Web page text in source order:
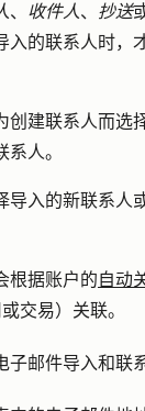
、 收件人、 抄送
入的联系人时，
创建联系人而选
人。
导入的新联系人
根据账户的自动
交易）关联。
子邮件导入和联